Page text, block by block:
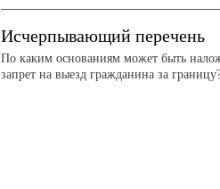
Исчерпывающий перечень
По каким основаниям может быть
запрет на выезд гражданина за